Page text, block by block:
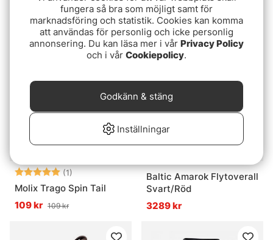
fr. 559 kr
R
79 kr
Betyg: (1)5.0 utav 5 stjärnor
Molix Trago Spin Tail
109 kr 109 kr
Baltic Amarok Flytoverall
Svart/Röd
3289 kr
fungera så bra som möjligt samt för
marknadsföring och statistik. Cookies kan komma
att användas för personlig och icke personlig
annonsering. Du kan läsa mer i vår Privacy Policy
och i vår Cookiepolicy.
Inställningar
Godkänn & stäng